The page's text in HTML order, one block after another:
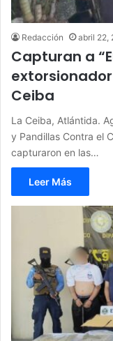
Redacción abril 22,
Capturan a
extorsionador
Ceiba
La Ceiba, Atlántida.
y Pandillas Contra el
capturaron en las…
Leer Más